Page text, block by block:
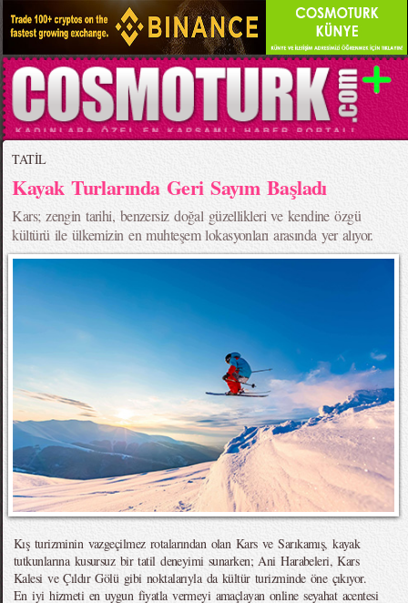
TATİL
Kayak Turlarında Geri Sayım Başladı
Kars; zengin tarihi, benzersiz doğal güzellikleri ve kendine özgü
kültürü ile ülkemizin en muhteşem lokasyonları arasında yer alıyor.
Kış turizminin vazgeçilmez rotalarından olan Kars ve Sarıkamış, kayak
tutkunlarına kusursuz bir tatil deneyimi sunarken; Ani Harabeleri, Kars
Kalesi ve Çıldır Gölü gibi noktalarıyla da kültür turizminde öne çıkıyor.
En iyi hizmeti en uygun fiyatla vermeyi amaçlayan online seyahat acentesi